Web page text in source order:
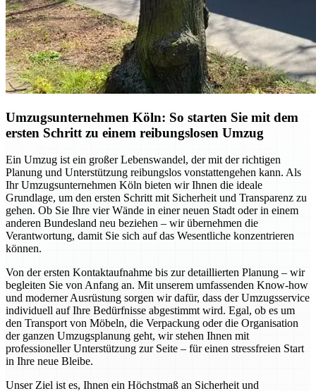
Umzugsunternehmen Köln: So starten Sie mit dem
ersten Schritt zu einem reibungslosen Umzug
Ein Umzug ist ein großer Lebenswandel, der mit der richtigen
Planung und Unterstützung reibungslos vonstattengehen kann. Als
Ihr Umzugsunternehmen Köln bieten wir Ihnen die ideale
Grundlage, um den ersten Schritt mit Sicherheit und Transparenz zu
gehen. Ob Sie Ihre vier Wände in einer neuen Stadt oder in einem
anderen Bundesland neu beziehen – wir übernehmen die
Verantwortung, damit Sie sich auf das Wesentliche konzentrieren
können.
Von der ersten Kontaktaufnahme bis zur detaillierten Planung – wir
begleiten Sie von Anfang an. Mit unserem umfassenden Know-how
und moderner Ausrüstung sorgen wir dafür, dass der Umzugsservice
individuell auf Ihre Bedürfnisse abgestimmt wird. Egal, ob es um
den Transport von Möbeln, die Verpackung oder die Organisation
der ganzen Umzugsplanung geht, wir stehen Ihnen mit
professioneller Unterstützung zur Seite – für einen stressfreien Start
in Ihre neue Bleibe.
Unser Ziel ist es, Ihnen ein Höchstmaß an Sicherheit und